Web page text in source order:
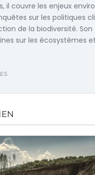
il couvre les enjeux
sur les politiques
de la biodiversité.
sur les écosystèmes